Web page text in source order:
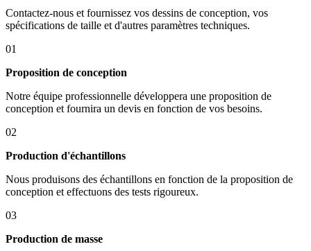
Contactez-nous et fournissez vos dessins de conception, vos
spécifications de taille et d'autres paramètres techniques.
01
Proposition de conception
Notre équipe professionnelle développera une proposition de
conception et fournira un devis en fonction de vos besoins.
02
Production d'échantillons
Nous produisons des échantillons en fonction de la proposition de
conception et effectuons des tests rigoureux.
03
Production de masse